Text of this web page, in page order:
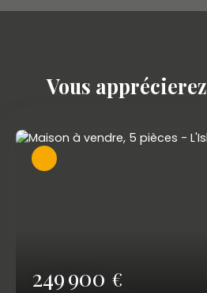
Vous apprécierez
249 900 €